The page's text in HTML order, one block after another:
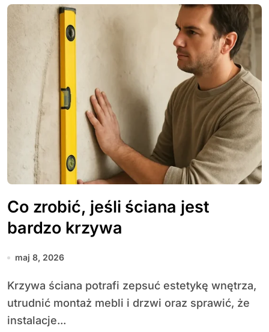
Co zrobić, jeśli ściana jest
bardzo krzywa
maj 8, 2026
Krzywa ściana potrafi zepsuć estetykę wnętrza,
utrudnić montaż mebli i drzwi oraz sprawić, że
instalacje...